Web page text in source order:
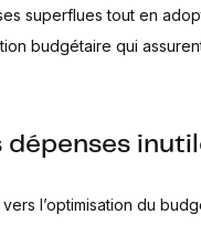
superflues tout en
budgétaire qui
dépenses
l’optimisation du